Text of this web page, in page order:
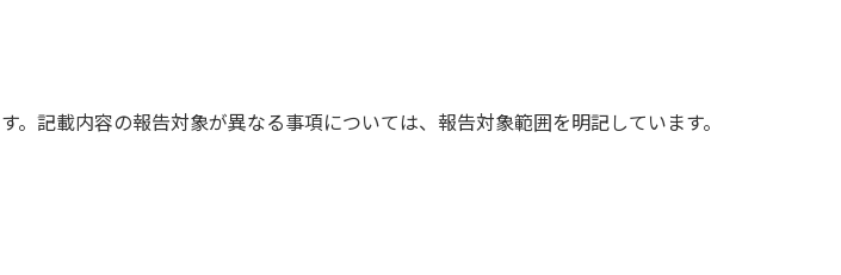
記載内容の報告対象が異なる事項については、報告対象範囲を明記しています。